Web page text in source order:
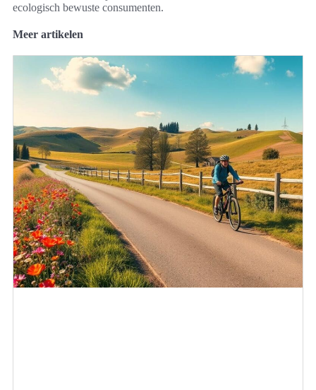
ecologisch bewuste consumenten.
Meer artikelen